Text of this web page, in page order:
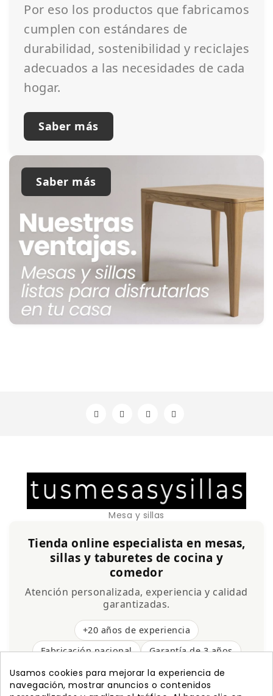
Por eso los productos que fabricamos
cumplen con estándares de
durabilidad, sostenibilidad y reciclajes
adecuados a las necesidades de cada
hogar.
Saber más
Saber más
Mesa y sillas
Tienda online especialista en mesas,
sillas y taburetes de cocina y
comedor
Atención personalizada, experiencia y calidad
garantizadas.
+20 años de experiencia
Fabricación nacional
Garantía de 3 años
Envío gratis
Usamos cookies para mejorar la experiencia de
navegación, mostrar anuncios o contenidos